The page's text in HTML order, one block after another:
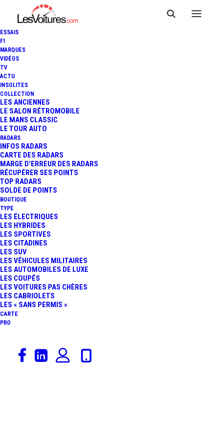
ESSAIS
F1
MARQUES
VIDÉOS
TV
ACTU
INSOLITES
COLLECTION
LES ANCIENNES
LE SALON RÉTROMOBILE
LE MANS CLASSIC
LE TOUR AUTO
RADARS
INFOS RADARS
CARTE DES RADARS
MARGE D’ERREUR DES RADARS
RÉCUPÉRER SES POINTS
TOP RADARS
SOLDE DE POINTS
BOUTIQUE
TYPE
LES ÉLECTRIQUES
LES HYBRIDES
LES SPORTIVES
LES CITADINES
LES SUV
LES VÉHICULES MILITAIRES
LES AUTOMOBILES DE LUXE
LES COUPÉS
LES VOITURES PAS CHÈRES
LES CABRIOLETS
LES « SANS PERMIS »
CARTE
PRO
Playmobil toupie
Voici le seul résultat